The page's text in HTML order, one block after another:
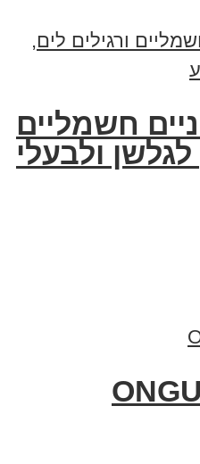
חשמליים
לגלשן ולבעלי